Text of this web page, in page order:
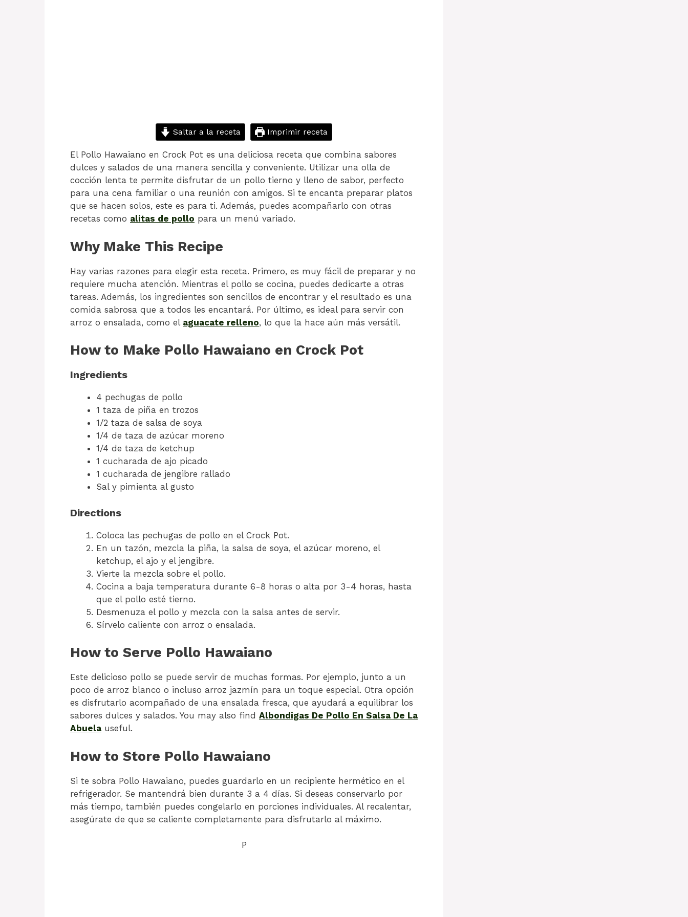
Saltar a la receta Imprimir receta
El Pollo Hawaiano en Crock Pot es una deliciosa receta que combina sabores
dulces y salados de una manera sencilla y conveniente. Utilizar una olla de
cocción lenta te permite disfrutar de un pollo tierno y lleno de sabor, perfecto
para una cena familiar o una reunión con amigos. Si te encanta preparar platos
que se hacen solos, este es para ti. Además, puedes acompañarlo con otras
recetas como alitas de pollo para un menú variado.
Why Make This Recipe
Hay varias razones para elegir esta receta. Primero, es muy fácil de preparar y no
requiere mucha atención. Mientras el pollo se cocina, puedes dedicarte a otras
tareas. Además, los ingredientes son sencillos de encontrar y el resultado es una
comida sabrosa que a todos les encantará. Por último, es ideal para servir con
arroz o ensalada, como el aguacate relleno, lo que la hace aún más versátil.
How to Make Pollo Hawaiano en Crock Pot
Ingredients
4 pechugas de pollo
1 taza de piña en trozos
1/2 taza de salsa de soya
1/4 de taza de azúcar moreno
1/4 de taza de ketchup
1 cucharada de ajo picado
1 cucharada de jengibre rallado
Sal y pimienta al gusto
Directions
Coloca las pechugas de pollo en el Crock Pot.
En un tazón, mezcla la piña, la salsa de soya, el azúcar moreno, el
ketchup, el ajo y el jengibre.
Vierte la mezcla sobre el pollo.
Cocina a baja temperatura durante 6-8 horas o alta por 3-4 horas, hasta
que el pollo esté tierno.
Desmenuza el pollo y mezcla con la salsa antes de servir.
Sírvelo caliente con arroz o ensalada.
How to Serve Pollo Hawaiano
Este delicioso pollo se puede servir de muchas formas. Por ejemplo, junto a un
poco de arroz blanco o incluso arroz jazmín para un toque especial. Otra opción
es disfrutarlo acompañado de una ensalada fresca, que ayudará a equilibrar los
sabores dulces y salados. You may also find Albondigas De Pollo En Salsa De La
Abuela useful.
How to Store Pollo Hawaiano
Si te sobra Pollo Hawaiano, puedes guardarlo en un recipiente hermético en el
refrigerador. Se mantendrá bien durante 3 a 4 días. Si deseas conservarlo por
más tiempo, también puedes congelarlo en porciones individuales. Al recalentar,
asegúrate de que se caliente completamente para disfrutarlo al máximo.
P